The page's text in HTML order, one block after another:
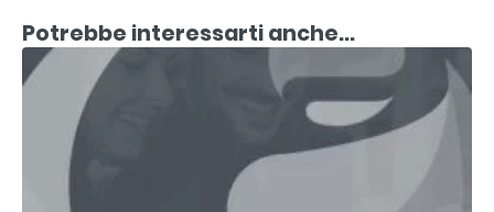
Potrebbe interessarti anche...